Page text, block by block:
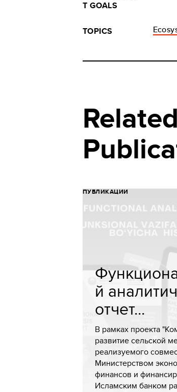
T GOALS
TOPICS
Related
ПУБЛИКАЦИИ
й
отчет...
В рамках проекта
развитие сельской
реализуемого
Министерством
финансов и
Исламским банком